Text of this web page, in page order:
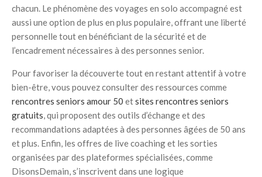
chacun. Le phénomène des voyages en solo accompagné est
aussi une option de plus en plus populaire, offrant une liberté
personnelle tout en bénéficiant de la sécurité et de
l’encadrement nécessaires à des personnes senior.
Pour favoriser la découverte tout en restant attentif à votre
bien-être, vous pouvez consulter des ressources comme
rencontres seniors amour 50 etsites rencontres seniors
gratuits , qui proposent des outils d’échange et des
recommandations adaptées à des personnes âgées de 50 ans
et plus. Enfin, les offres de live coaching et les sorties
organisées par des plateformes spécialisées, comme
DisonsDemain, s’inscrivent dans une logique